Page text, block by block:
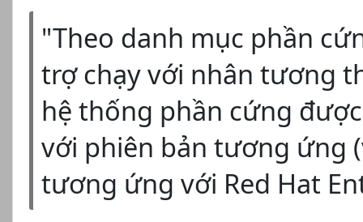
"Theo danh mục phần
trợ chạy với nhân tương
hệ thống phần cứng
với phiên bản tương ứng
tương ứng với Red Hat